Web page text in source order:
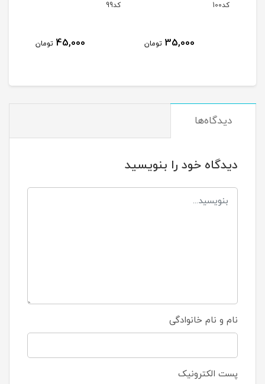
کد100
35,000 تومان
کد99
45,000 تومان
دیدگاه‌ها
دیدگاه خود را بنویسید
نام و نام خانوادگی
پست الکترونیک